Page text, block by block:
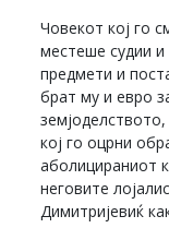
Човекот кој го
местеше судии и
предмети и
брат му и евро
кој го оцрни
аболицираниот
неговите
Димитријевиќ